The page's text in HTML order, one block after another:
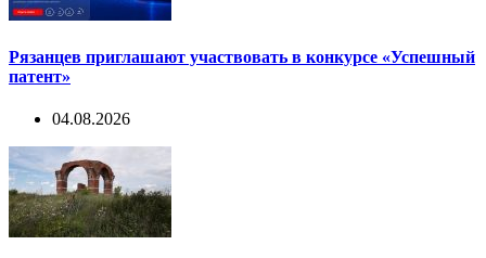
Рязанцев приглашают участвовать в конкурсе «Успешный
патент»
04.08.2026